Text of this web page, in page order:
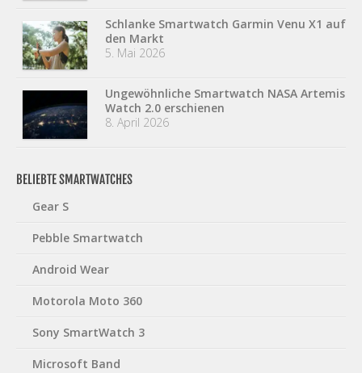
Schlanke Smartwatch Garmin Venu X1 auf
den Markt
5. Mai 2026
Ungewöhnliche Smartwatch NASA Artemis
Watch 2.0 erschienen
8. April 2026
BELIEBTE SMARTWATCHES
Gear S
Pebble Smartwatch
Android Wear
Motorola Moto 360
Sony SmartWatch 3
Microsoft Band